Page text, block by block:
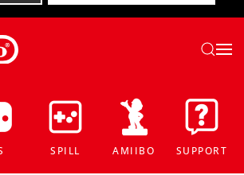
SPILL AMIIBO SUPPORT